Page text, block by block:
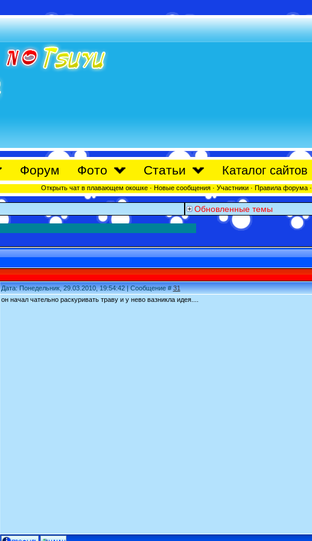
Форум Фото Статьи Каталог сайтов
Открыть чат в плавающем окошке· Новые сообщения· Участники· Правила форума·
Обновленные темы
Дата: Понедельник, 29.03.2010, 19:54:42 | Сообщение #31
он начал чательно раскуривать траву и у нево вазникла идея....